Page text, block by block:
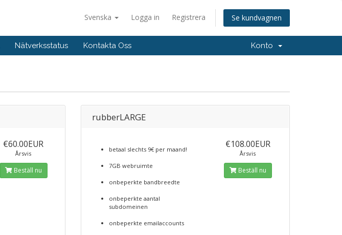
Svenska Logga in Registrera Se kundvagnen
Nätverksstatus Kontakta Oss Konto
€60.00EUR
Årsvis
Beställ nu
rubberLARGE
betaal slechts 9€ per maand!
7GB webruimte
onbeperkte bandbreedte
onbeperkte aantal
subdomeinen
onbeperkte emailaccounts
€108.00EUR
Årsvis
Beställ nu